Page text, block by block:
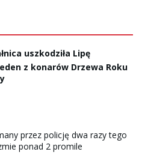
uszkodziła Lipę
z konarów Drzewa Roku
przez policję dwa razy tego
ponad 2 promile